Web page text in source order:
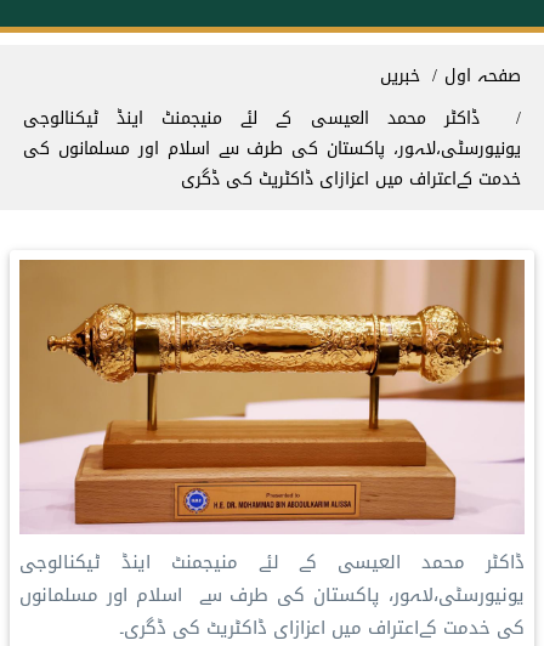
Breadcrumb
صفحہ اول
خبریں
ڈاکٹر محمد العیسی کے لئے منیجمنٹ اینڈ ٹیکنالوجی
یونیورسٹی،لاہور، پاکستان کی طرف سے اسلام اور مسلمانوں کی
خدمت کےاعتراف میں اعزازای ڈاکٹریٹ کی ڈگری
ڈاکٹر محمد العیسی کے لئے منیجمنٹ اینڈ ٹیکنالوجی
یونیورسٹی،لاہور، پاکستان کی طرف سے اسلام اور مسلمانوں
کی خدمت کےاعتراف میں اعزازای ڈاکٹریٹ کی ڈگری۔